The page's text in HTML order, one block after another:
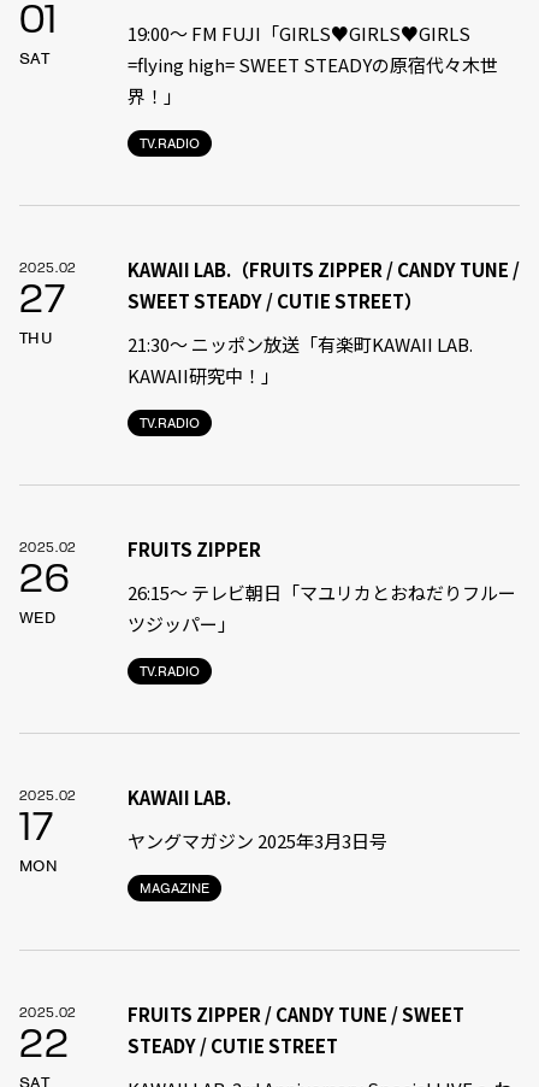
01
SAT
TV.RADIO
19:00〜 FM FUJI「GIRLS♥GIRLS♥GIRLS
=flying high= SWEET STEADYの原宿代々木世
界！」
2025.02
27
THU
TV.RADIO
KAWAII LAB.（FRUITS ZIPPER / CANDY TUNE /
SWEET STEADY / CUTIE STREET）
21:30〜 ニッポン放送「有楽町KAWAII LAB.
KAWAII研究中！」
2025.02
26
WED
TV.RADIO
FRUITS ZIPPER
26:15～ テレビ朝日「マユリカとおねだりフルー
ツジッパー」
2025.02
17
MON
MAGAZINE
KAWAII LAB.
ヤングマガジン 2025年3月3日号
2025.02
22
SAT
FRUITS ZIPPER / CANDY TUNE / SWEET
STEADY / CUTIE STREET